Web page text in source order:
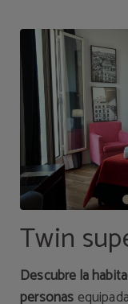
Twin
Descubre la
personas